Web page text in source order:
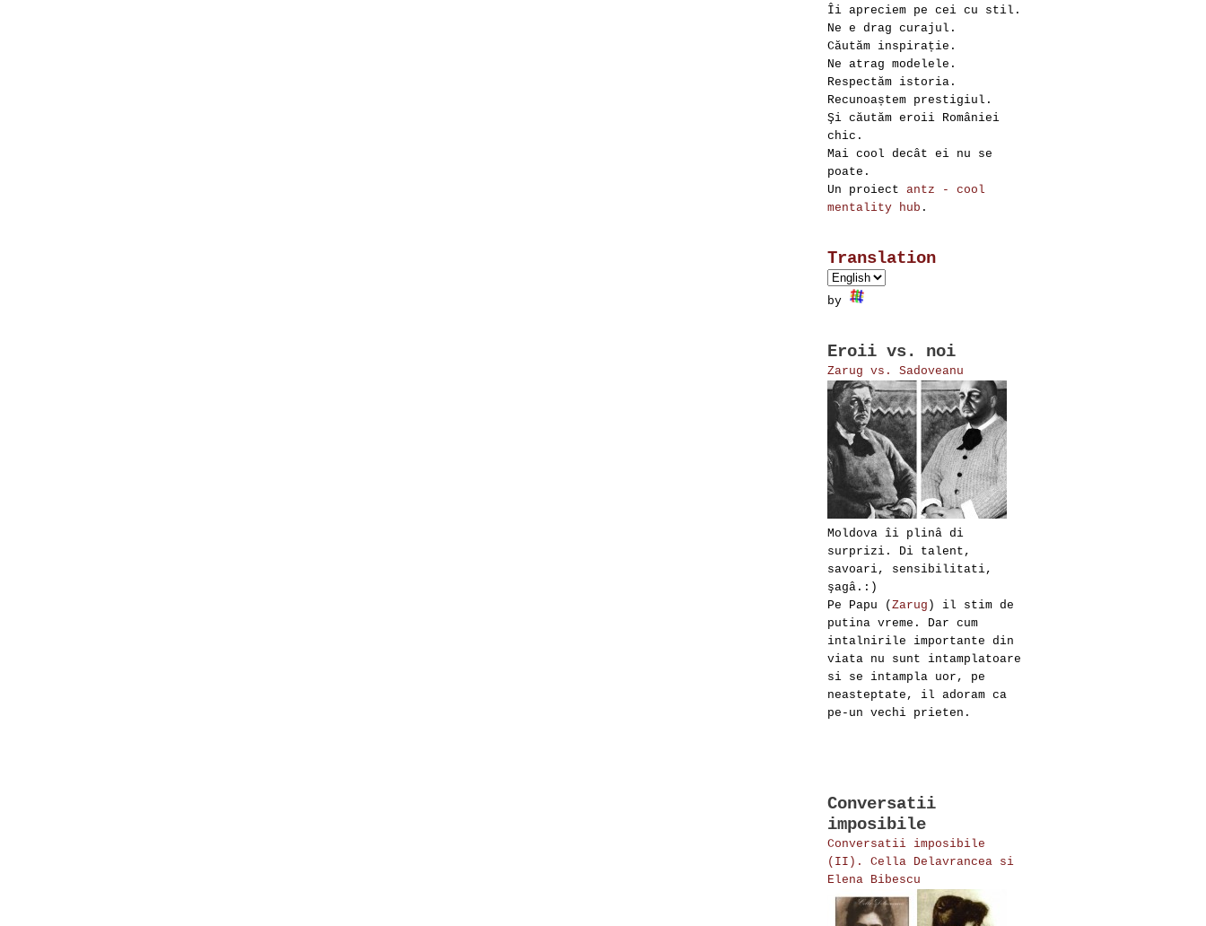
Îi apreciem pe cei cu stil.
Ne e drag curajul.
Căutăm inspirație.
Ne atrag modelele.
Respectăm istoria.
Recunoaștem prestigiul.
Şi căutăm eroii României
chic.
Mai cool decât ei nu se
poate.
Un proiect antz - cool
mentality hub .
Translation
by
Eroii vs. noi
Zarug vs. Sadoveanu
Moldova îi plinâ di
surprizi. Di talent,
savoari, sensibilitati,
şagâ.:)
Pe Papu ( Zarug ) il stim de
putina vreme. Dar cum
intalnirile importante din
viata nu sunt intamplatoare
si se intampla uor, pe
neasteptate, il adoram ca
pe-un vechi prieten.
Conversatii
imposibile
Conversatii imposibile
(II). Cella Delavrancea si
Elena Bibescu